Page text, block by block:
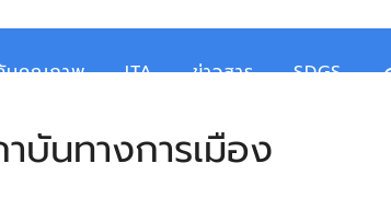
นคุณภาพ ITA ข่าวสาร SDGS
บันทางการเมือง